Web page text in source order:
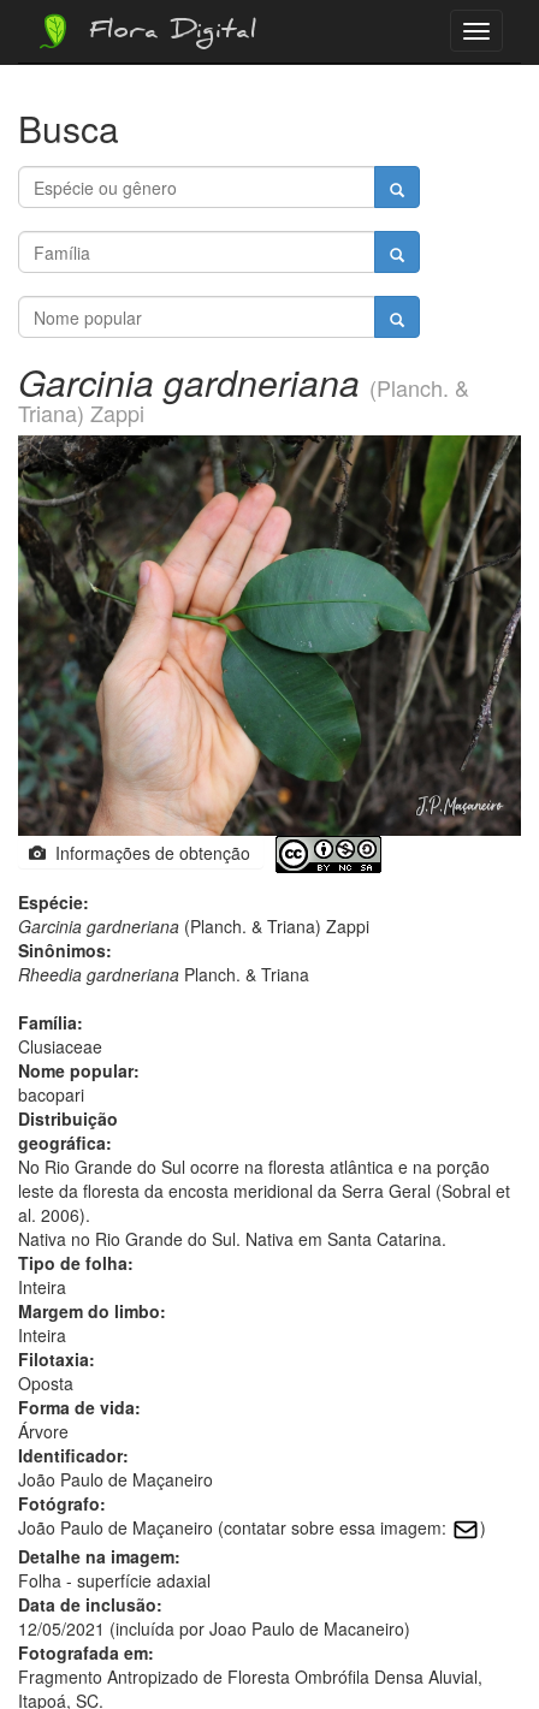
Menu
Flora Digital
Busca
Garcinia gardneriana (Planch. &
Triana) Zappi
Informações de obtenção
Espécie:
Garcinia gardneriana (Planch. & Triana) Zappi
Sinônimos:
Rheedia gardneriana Planch. & Triana
Família:
Clusiaceae
Nome popular:
bacopari
Distribuição
geográfica:
No Rio Grande do Sul ocorre na floresta atlântica e na porção
leste da floresta da encosta meridional da Serra Geral (Sobral et
al. 2006).
Nativa no Rio Grande do Sul. Nativa em Santa Catarina.
Tipo de folha:
Inteira
Margem do limbo:
Inteira
Filotaxia:
Oposta
Forma de vida:
Árvore
Identificador:
João Paulo de Maçaneiro
Fotógrafo:
João Paulo de Maçaneiro (contatar sobre essa imagem:
)
Detalhe na imagem:
Folha - superfície adaxial
Data de inclusão:
12/05/2021 (incluída por Joao Paulo de Macaneiro)
Fotografada em:
Fragmento Antropizado de Floresta Ombrófila Densa Aluvial,
Itapoá, SC.